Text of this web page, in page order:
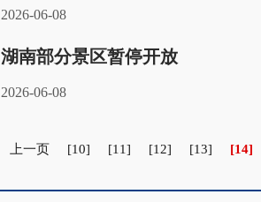
2026-06-08
湖南部分景区暂停开放
2026-06-08
上一页 [10] [11] [12] [13] [14]